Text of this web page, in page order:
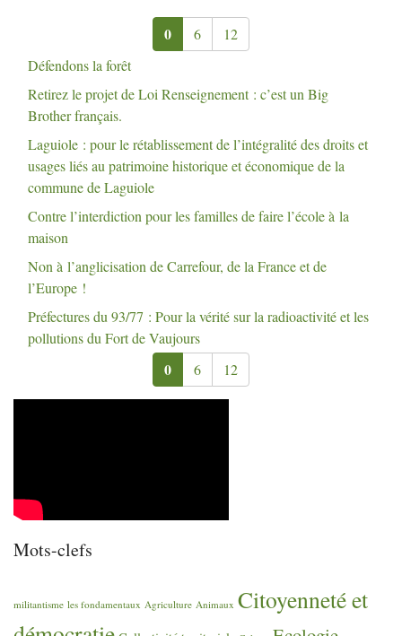
0 6
12
Défendons la forêt
Retirez le projet de Loi Renseignement : c’est un Big
Brother français.
Laguiole : pour le rétablissement de l’intégralité des droits et
usages liés au patrimoine historique et économique de la
commune de Laguiole
Contre l’interdiction pour les familles de faire l’école à la
maison
Non à l’anglicisation de Carrefour, de la France et de
l’Europe !
Préfectures du 93/77 : Pour la vérité sur la radioactivité et les
pollutions du Fort de Vaujours
0 6 12
Mots-clefs
militantisme les fondamentaux Agriculture Animaux Citoyenneté et